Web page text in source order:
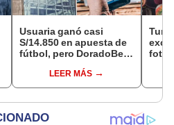
Usuaria ganó casi
S/14.850 en apuesta de
fútbol, pero DoradoBet
Indecopi multó a la
empresa con más de S/
LEER MÁS